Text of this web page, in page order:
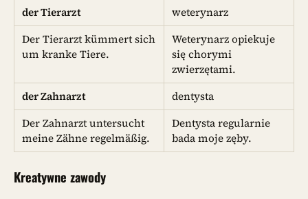
der Tierarzt
weterynarz
Der Tierarzt kümmert sich
um kranke Tiere.
Weterynarz opiekuje
się chorymi
zwierzętami.
der Zahnarzt
dentysta
Der Zahnarzt untersucht
meine Zähne regelmäßig.
Dentysta regularnie
bada moje zęby.
Kreatywne zawody